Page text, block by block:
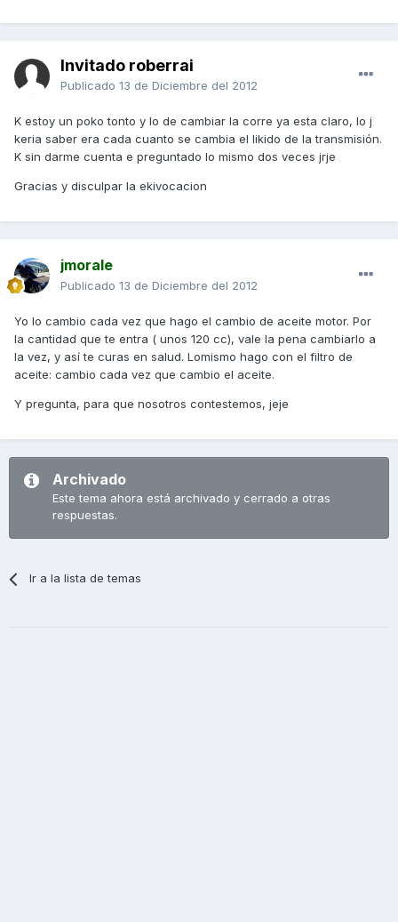
Invitado roberrai
Publicado 13 de Diciembre del 2012
K estoy un poko tonto y lo de cambiar la corre ya esta claro, lo j
keria saber era cada cuanto se cambia el likido de la transmisión.
K sin darme cuenta e preguntado lo mismo dos veces jrje
Gracias y disculpar la ekivocacion
jmorale
Publicado 13 de Diciembre del 2012
Yo lo cambio cada vez que hago el cambio de aceite motor. Por
la cantidad que te entra ( unos 120 cc), vale la pena cambiarlo a
la vez, y así te curas en salud. Lomismo hago con el filtro de
aceite: cambio cada vez que cambio el aceite.
Y pregunta, para que nosotros contestemos, jeje
Archivado
Este tema ahora está archivado y cerrado a otras
respuestas.
Ir a la lista de temas